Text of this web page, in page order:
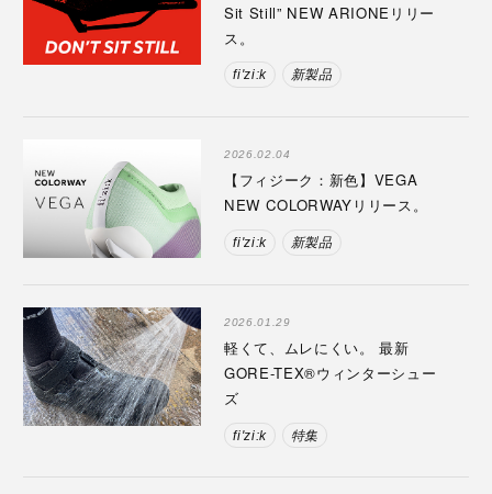
Sit Still” NEW ARIONEリリー
ス。
fi'zi:k 新製品
2026.02.04
【フィジーク：新色】VEGA
NEW COLORWAYリリース。
fi'zi:k 新製品
2026.01.29
軽くて、ムレにくい。 最新
GORE-TEX®ウィンターシュー
ズ
fi'zi:k 特集